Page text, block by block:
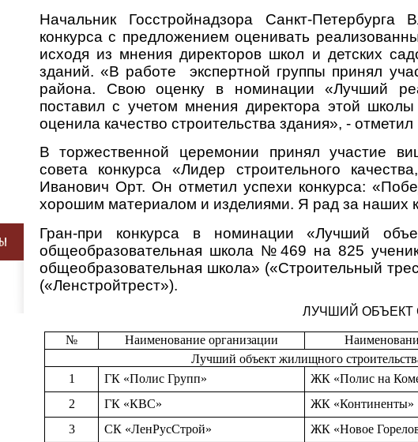
Начальник Госстройнадзора Санкт-
конкурса с предложением оценивать
исходя из мнения директоров школ и детских
зданий. «В работе экспертной группы принял
района. Свою оценку в номинации «Лучший
поставил с учетом мнения директора этой
оценила качество строительства здания», -
В торжественной церемонии принял участие
совета конкурса «Лидер строительного
Иванович Орт. Он отметил успехи конкурса:
хорошим материалом и изделиями. Я рад за наших
Гран-при конкурса в номинации «Лучший
общеобразовательная школа №469 на 825
общеобразовательная школа» («Строительный
(«Ленстройтрест»).
ЛУЧШИЙ ОБЪЕКТ
№ Наименование организации
Лучший объект жилищного
1
ГК «Полис Групп» ЖК «Полис на
2 ГК «КВС» ЖК «Континенты»
3 СК «ЛенРусСтрой» ЖК «Новое